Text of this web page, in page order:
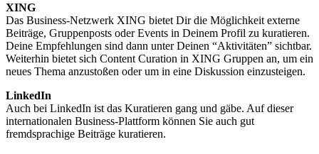
XING
Das Business-Netzwerk XING bietet Dir die Möglichkeit externe
Beiträge, Gruppenposts oder Events in Deinem Profil zu kuratieren.
Deine Empfehlungen sind dann unter Deinen “Aktivitäten” sichtbar.
Weiterhin bietet sich Content Curation in XING Gruppen an, um ein
neues Thema anzustoßen oder um in eine Diskussion einzusteigen.
LinkedIn
Auch bei LinkedIn ist das Kuratieren gang und gäbe. Auf dieser
internationalen Business-Plattform können Sie auch gut
fremdsprachige Beiträge kuratieren.